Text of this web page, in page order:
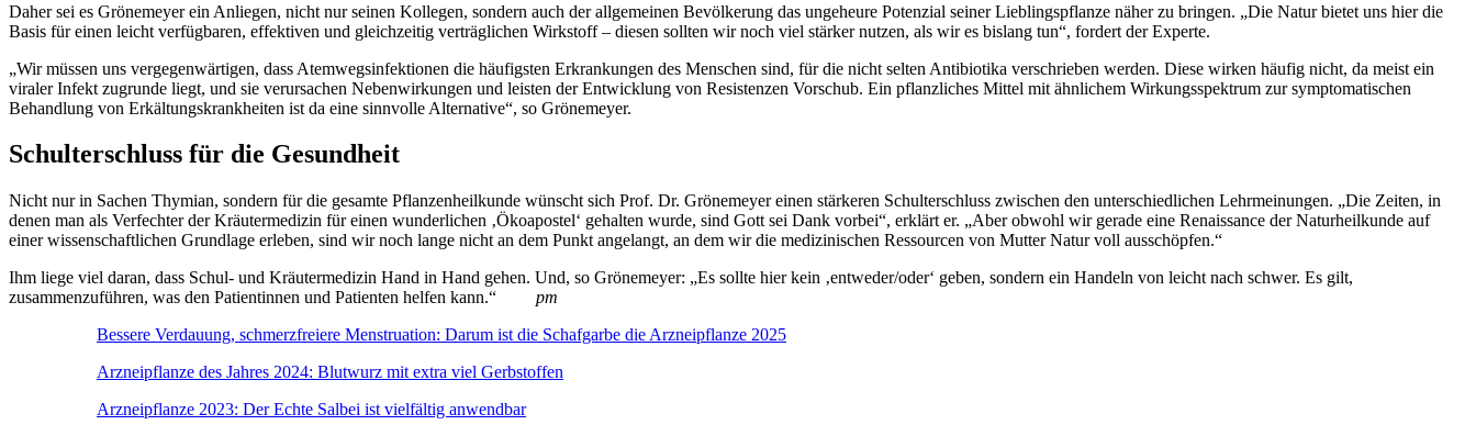
Daher sei es Grönemeyer ein Anliegen, nicht nur seinen Kollegen, sondern auch der allgemeinen Bevölkerung das ungeheure Potenzial seiner Lieblingspflanze näher zu bringen. „Die Natur bietet uns hier die
Basis für einen leicht verfügbaren, effektiven und gleichzeitig verträglichen Wirkstoff – diesen sollten wir noch viel stärker nutzen, als wir es bislang tun“, fordert der Experte.
„Wir müssen uns vergegenwärtigen, dass Atemwegsinfektionen die häufigsten Erkrankungen des Menschen sind, für die nicht selten Antibiotika verschrieben werden. Diese wirken häufig nicht, da meist ein
viraler Infekt zugrunde liegt, und sie verursachen Nebenwirkungen und leisten der Entwicklung von Resistenzen Vorschub. Ein pflanzliches Mittel mit ähnlichem Wirkungsspektrum zur symptomatischen
Behandlung von Erkältungskrankheiten ist da eine sinnvolle Alternative“, so Grönemeyer.
Schulterschluss für die Gesundheit
Nicht nur in Sachen Thymian, sondern für die gesamte Pflanzenheilkunde wünscht sich Prof. Dr. Grönemeyer einen stärkeren Schulterschluss zwischen den unterschiedlichen Lehrmeinungen. „Die Zeiten, in
denen man als Verfechter der Kräutermedizin für einen wunderlichen ‚Ökoapostel‘ gehalten wurde, sind Gott sei Dank vorbei“, erklärt er. „Aber obwohl wir gerade eine Renaissance der Naturheilkunde auf
einer wissenschaftlichen Grundlage erleben, sind wir noch lange nicht an dem Punkt angelangt, an dem wir die medizinischen Ressourcen von Mutter Natur voll ausschöpfen.“
Ihm liege viel daran, dass Schul- und Kräutermedizin Hand in Hand gehen. Und, so Grönemeyer: „Es sollte hier kein ‚entweder/oder‘ geben, sondern ein Handeln von leicht nach schwer. Es gilt,
zusammenzuführen, was den Patientinnen und Patienten helfen kann.“ pm
Bessere Verdauung, schmerzfreiere Menstruation: Darum ist die Schafgarbe die Arzneipflanze 2025
Arzneipflanze des Jahres 2024: Blutwurz mit extra viel Gerbstoffen
Arzneipflanze 2023: Der Echte Salbei ist vielfältig anwendbar